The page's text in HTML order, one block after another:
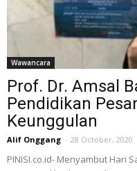
Wawancara
Prof. Dr. Amsal
Pendidikan
Keunggulan
Alif Onggang - 28 October, 2020
PINISI.co.id- Menyambut Hari